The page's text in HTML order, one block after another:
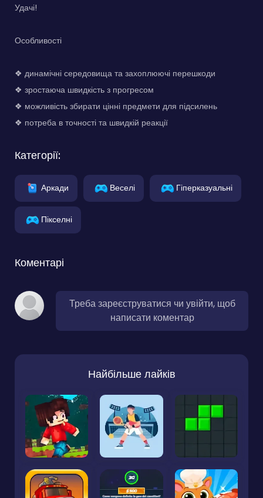
Удачі!
Особливості
❖ динамічні середовища та захоплюючі перешкоди
❖ зростаюча швидкість з прогресом
❖ можливість збирати цінні предмети для підсилень
❖ потреба в точності та швидкій реакції
Категорії:
Аркади Веселі Гіперказуальні
Пікселні
Коментарі
Треба зареєструватися чи увійти, щоб
написати коментар
Найбільше лайків